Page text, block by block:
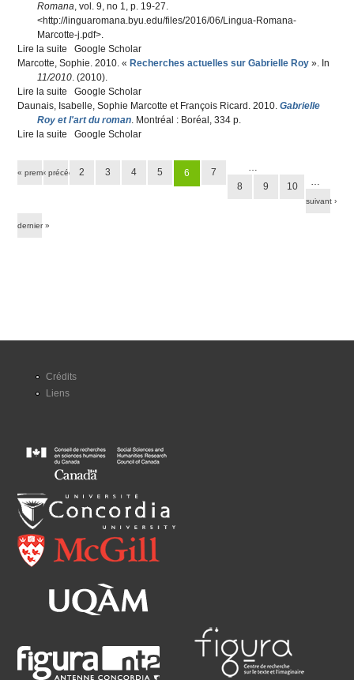
Romana, vol. 9, no 1, p. 19-27.
<http://linguaromana.byu.edu/files/2016/06/Lingua-Romana-
Marcotte-j.pdf>.
Lire la suite
de La lettre au service du roman
Google Scholar
Marcotte, Sophie. 2010.« Recherches actuelles sur Gabrielle Roy ». In
11/2010. (2010).
Lire la suite
de Recherches actuelles sur Gabrielle Roy
Google Scholar
Daunais, Isabelle,Sophie Marcotte et François Ricard . 2010.Gabrielle
Roy et l'art du roman. Montréal : Boréal, 334 p.
Lire la suite
de Gabrielle Roy et l'art du roman
Google Scholar
« premier‹ précédent …
2 3 4 5 6
7
8
9 10 …
suivant ›
dernier »
Crédits
Liens